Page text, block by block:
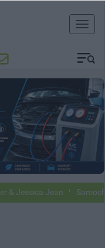
Toggle
Jessica Jean